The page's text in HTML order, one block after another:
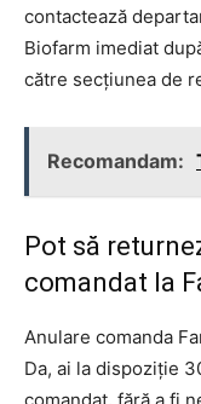
contactează
Biofarm imediat
către secțiunea de
Recomandam:
Pot să
comandat la
Anulare comanda
Da, ai la dispoziție